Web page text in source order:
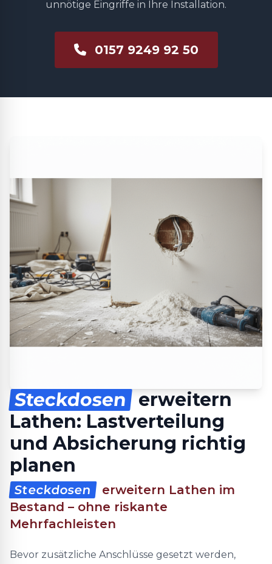
unnötige Eingriffe in Ihre Installation.
0157 9249 92 50
Steckdosen
erweitern
Lathen: Lastverteilung
und Absicherung richtig
planen
Steckdosen
erweitern Lathen im
Bestand – ohne riskante
Mehrfachleisten
Bevor zusätzliche Anschlüsse gesetzt werden,